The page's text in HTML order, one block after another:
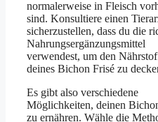
normalerweise in Fleisch
sind. Konsultiere einen
sicherzustellen, dass du die
Nahrungsergänzungsmittel
verwendest, um den
deines Bichon Frisé zu
Es gibt also verschiedene
Möglichkeiten, deinen
zu ernähren. Wähle die